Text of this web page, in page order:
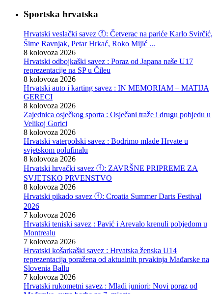
Sportska hrvatska
Hrvatski veslački savez ⓕ: Četverac na pariće Karlo Svirčić,
Šime Ravnjak, Petar Hrkać, Roko Mijić ...
8 kolovoza 2026
Hrvatski odbojkaški savez : Poraz od Japana naše U17
reprezentacije na SP u Čileu
8 kolovoza 2026
Hrvatski auto i karting savez : IN MEMORIAM – MATIJA
GERECI
8 kolovoza 2026
Zajednica osječkog sporta : Osječani traže i drugu pobjedu u
Velikoj Gorici
8 kolovoza 2026
Hrvatski vaterpolski savez : Bodrimo mlade Hrvate u
svjetskom polufinalu
8 kolovoza 2026
Hrvatski hrvački savez ⓕ: ZAVRŠNE PRIPREME ZA
SVJETSKO PRVENSTVO
8 kolovoza 2026
Hrvatski pikado savez ⓕ: Croatia Summer Darts Festival
2026
7 kolovoza 2026
Hrvatski teniski savez : Pavić i Arevalo krenuli pobjedom u
Montrealu
7 kolovoza 2026
Hrvatski košarkaški savez : Hrvatska ženska U14
reprezentacija poražena od aktualnih prvakinja Mađarske na
Slovenia Ballu
7 kolovoza 2026
Hrvatski rukometni savez : Mlađi juniori: Novi poraz od